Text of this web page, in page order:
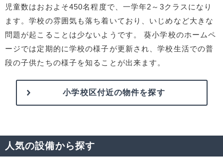
児童数はおおよそ450名程度で、一学年2～3クラスになり
ます。学校の雰囲気も落ち着いており、いじめなど大きな
問題が起こることは少ないようです。 葵小学校のホームペ
ージでは定期的に学校の様子が更新され、学校生活での普
段の子供たちの様子を知ることが出来ます。
小学校区付近の物件を探す
人気の設備から探す